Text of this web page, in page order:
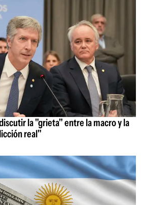
la "grieta" entre la macro y la
real"